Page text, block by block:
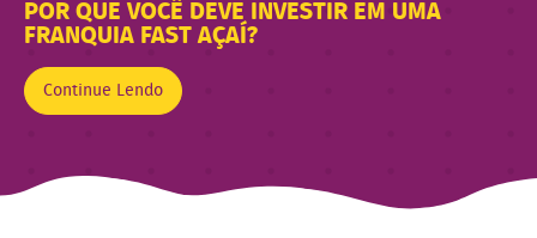
POR QUE VOCÊ DEVE INVESTIR EM UMA
FRANQUIA FAST AÇAÍ?
Continue Lendo